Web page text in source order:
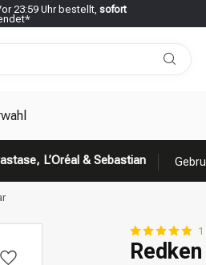
23:59 Uhr bestellt, sofort
L’Oréal & Sebastian